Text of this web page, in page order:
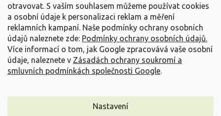
otravovat. S vaším souhlasem můžeme používat cookies
a osobní údaje k personalizaci reklam a měření
reklamních kampaní. Naše podmínky ochrany osobních
údajů naleznete zde: Podmínky ochrany osobních údajů.
Více informací o tom, jak Google zpracovává vaše osobní
údaje, naleznete v Zásadách ochrany soukromí a
smluvních podmínkách společnosti Google.
Nastavení
Vytvořil Shoptet